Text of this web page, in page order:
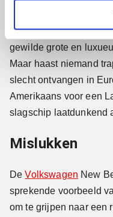
gigantische Chrysler
omdoopte in Lancia
gewilde grote en
Maar haast niemand
slecht ontvangen in
Amerikaans voor een
slagschip laatdunkend
Mislukken
DeVolkswagen New
sprekende voorbeeld
om te grijpen naar een